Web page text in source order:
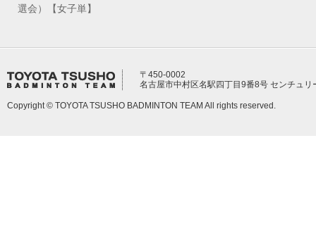
選会）【女子単】
〒450-0002
名古屋市中村区名駅四丁目9番8号 センチュリ
Copyright © TOYOTA TSUSHO BADMINTON TEAM All rights reserved.